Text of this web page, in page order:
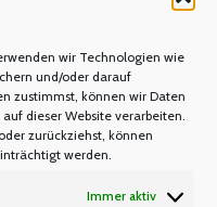
wir Technologien wie
und/oder darauf
zustimmst, können wir Daten
dieser Website verarbeiten.
zurückziehst, können
werden.
Immer aktiv